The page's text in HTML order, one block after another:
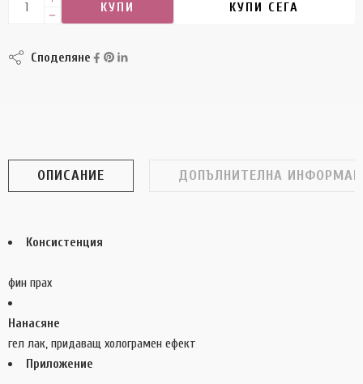
КУПИ КУПИ СЕГА
Споделяне
ОПИСАНИЕ ДОПЪЛНИТЕЛНА
Консистенция
фин прах
гел лак, придаващ холограмен ефект
Приложение